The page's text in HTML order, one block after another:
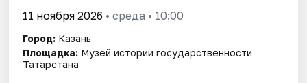
11 ноября 2026 • среда • 10:00
Город: Казань
Площадка: Музей истории государственности
Татарстана